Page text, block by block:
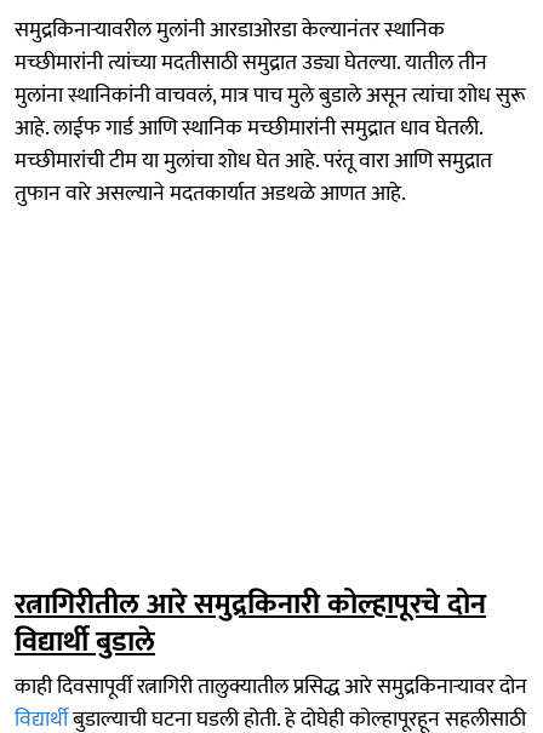
समुद्रकिनाऱ्यावरील मुलांनी आरडाओरडा केल्यानंतर स्थानिक
मच्छीमारांनी त्यांच्या मदतीसाठी समुद्रात उड्या घेतल्या. यातील तीन
मुलांना स्थानिकांनी वाचवलं, मात्र पाच मुले बुडाले असून त्यांचा शोध सुरू
आहे. लाईफ गार्ड आणि स्थानिक मच्छीमारांनी समुद्रात धाव घेतली.
मच्छीमारांची टीम या मुलांचा शोध घेत आहे. परंतू वारा आणि समुद्रात
तुफान वारे असल्याने मदतकार्यात अडथळे आणत आहे.
रत्नागिरीतील आरे समुद्रकिनारी कोल्हापूरचे दोन
विद्यार्थी बुडाले
काही दिवसापूर्वी रत्नागिरी तालुक्यातील प्रसिद्ध आरे समुद्रकिनाऱ्यावर दोन
विद्यार्थीबुडाल्याची घटना घडली होती. हे दोघेही कोल्हापूरहून सहलीसाठी